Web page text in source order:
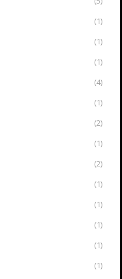
(1)
(1)
(1)
(4)
(1)
(2)
(1)
(2)
(1)
(1)
(1)
(1)
(1)